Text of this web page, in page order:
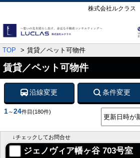
株式会社ルクラス
TOP 賃貸／ペット可物件
賃貸／ペット可物件
沿線変更 条件変更
1～24件目 (180件)
↓チェックしてお問合せ
ジェノヴィア幡ヶ谷 703号室